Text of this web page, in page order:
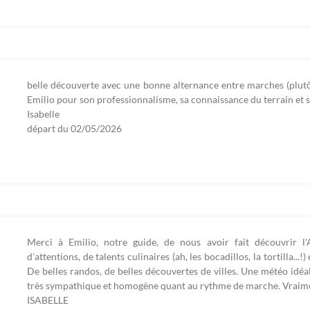
belle découverte avec une bonne alternance entre marches
Emilio pour son professionnalisme, sa connaissance du terrain et
Isabelle
départ du 02/05/2026
Merci à Emilio, notre guide, de nous avoir fait découvrir
d'attentions, de talents culinaires (ah, les bocadillos, la tortilla...!)
De belles randos, de belles découvertes de villes. Une météo
très sympathique et homogène quant au rythme de marche.
ISABELLE